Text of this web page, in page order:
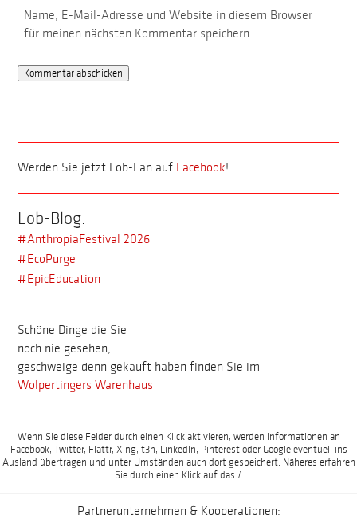
Name, E-Mail-Adresse und Website in diesem Browser
für meinen nächsten Kommentar speichern.
Werden Sie jetzt Lob-Fan auf Facebook!
Lob-Blog:
#AnthropiaFestival 2026
#EcoPurge
#EpicEducation
Schöne Dinge die Sie
noch nie gesehen,
geschweige denn gekauft haben finden Sie im
Wolpertingers Warenhaus
Wenn Sie diese Felder durch einen Klick aktivieren, werden Informationen an
Facebook, Twitter, Flattr, Xing, t3n, LinkedIn, Pinterest oder Google eventuell ins
Ausland übertragen und unter Umständen auch dort gespeichert. Näheres erfahren
Sie durch einen Klick auf das i.
Partnerunternehmen & Kooperationen: